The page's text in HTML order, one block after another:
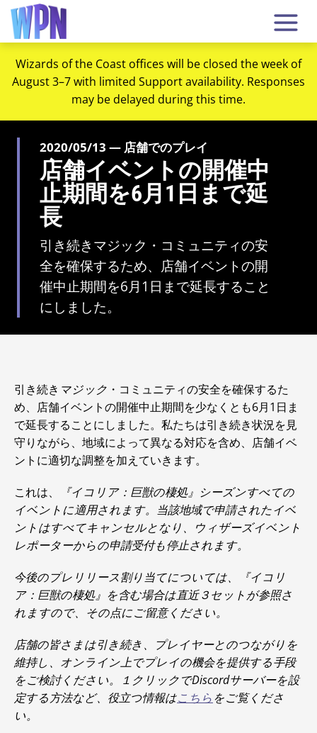
Wizards of the Coast offices will be closed the week of
August 3–7 with limited Support availability. Responses
may be delayed during this time.
2020/05/13 — 店舗でのプレイ
店舗イベントの開催中
止期間を6月1日まで延
長
引き続きマジック・コミュニティの安
全を確保するため、店舗イベントの開
催中止期間を6月1日まで延長すること
にしました。
引き続き マジック ・コミュニティの安全を確保するた
め、店舗イベントの開催中止期間を少なくとも6月1日ま
で延長することにしました。私たちは引き続き状況を見
守りながら、地域によって異なる対応を含め、店舗イベ
ントに適切な調整を加えていきます。
これは、
『イコリア：巨獣の棲処』シーズンすべての
イベントに適用されます。当該地域で申請されたイベ
ントはすべてキャンセルとなり、ウィザーズイベント
レポーターからの申請受付も停止されます。
今後のプレリリース割り当てについては、
『イコリ
ア：巨獣の棲処』 を含む場合は直近３セットが参照さ
れますので、その点にご留意ください。
店舗の皆さまは引き続き、プレイヤーとのつながりを
維持し、オンライン上でプレイの機会を提供する手段
をご検討ください。１クリックでDiscordサーバーを設
定する方法など、役立つ情報はこちらをご覧くださ
い。